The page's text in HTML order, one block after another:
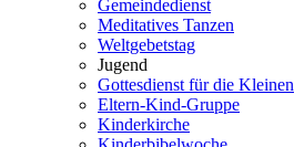
Gemeindedienst
Meditatives Tanzen
Weltgebetstag
Jugend
Gottesdienst für die Kleinen
Eltern-Kind-Gruppe
Kinderkirche